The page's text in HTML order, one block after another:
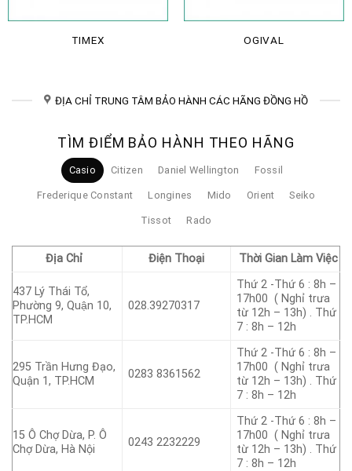
TIMEX OGIVAL
ĐỊA CHỈ TRUNG TÂM BẢO HÀNH CÁC HÃNG ĐỒNG HỒ
TÌM ĐIỂM BẢO HÀNH THEO HÃNG
Casio Citizen Daniel Wellington Fossil
Frederique Constant Longines Mido Orient Seiko
Tissot Rado
Địa Chỉ Điện Thoại Thời Gian Làm Việc
437 Lý Thái Tổ,
Phường 9, Quận 10,
TP.HCM
028.39270317
Thứ 2 -Thứ 6 : 8h –
17h00 ( Nghỉ trưa
từ 12h – 13h) . Thứ
7 : 8h – 12h
295 Trần Hưng Đạo,
Quận 1, TP.HCM
0283 8361562
Thứ 2 -Thứ 6 : 8h –
17h00 ( Nghỉ trưa
từ 12h – 13h) . Thứ
7 : 8h – 12h
15 Ô Chợ Dừa, P. Ô
Chợ Dừa, Hà Nội
0243 2232229
Thứ 2 -Thứ 6 : 8h –
17h00 ( Nghỉ trưa
từ 12h – 13h) . Thứ
7 : 8h – 12h